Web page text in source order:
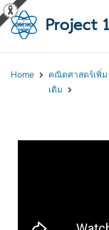
Home
คณิตศาสตร์เพิ่ม
เติม